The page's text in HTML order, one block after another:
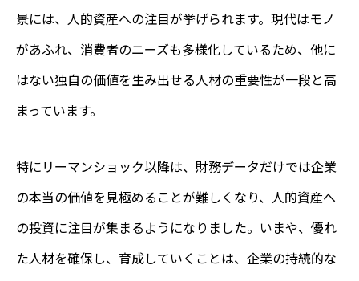
景には、人的資産への注目が挙げられます。現代はモノ
があふれ、消費者のニーズも多様化しているため、他に
はない独自の価値を生み出せる人材の重要性が一段と高
まっています。
特にリーマンショック以降は、財務データだけでは企業
の本当の価値を見極めることが難しくなり、人的資産へ
の投資に注目が集まるようになりました。いまや、優れ
た人材を確保し、育成していくことは、企業の持続的な